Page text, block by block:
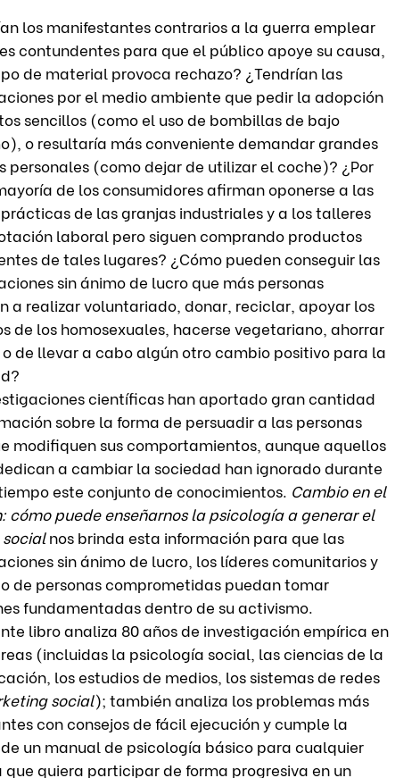
los manifestantes contrarios a la guerra emplear
contundentes para que el público apoye su causa,
de material provoca rechazo? ¿Tendrían las
por el medio ambiente que pedir la adopción
sencillos (como el uso de bombillas de bajo
o resultaría más conveniente demandar grandes
personales (como dejar de utilizar el coche)? ¿Por
de los consumidores afirman oponerse a las
de las granjas industriales y a los talleres
laboral pero siguen comprando productos
de tales lugares? ¿Cómo pueden conseguir las
sin ánimo de lucro que más personas
a realizar voluntariado, donar, reciclar, apoyar los
de los homosexuales, hacerse vegetariano, ahorrar
de llevar a cabo algún otro cambio positivo para la
científicas han aportado gran cantidad
sobre la forma de persuadir a las personas
modifiquen sus comportamientos, aunque aquellos
a cambiar la sociedad han ignorado durante
este conjunto de conocimientos. Cambio en el
cómo puede enseñarnos la psicología a generar el
nos brinda esta información para que las
sin ánimo de lucro, los líderes comunitarios y
de personas comprometidas puedan tomar
fundamentadas dentro de su activismo.
libro analiza 80 años de investigación empírica en
(incluidas la psicología social, las ciencias de la
los estudios de medios, los sistemas de redes
social); también analiza los problemas más
con consejos de fácil ejecución y cumple la
un manual de psicología básico para cualquier
que quiera participar de forma progresiva en un